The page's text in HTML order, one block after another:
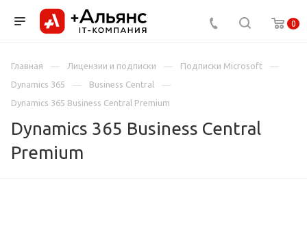
0
Главная Лицензии и подписки
Подписки Microsoft
Dynamics 365
Business Central
Dynamics 365 Business Central Premium
Dynamics 365 Business Central
Premium